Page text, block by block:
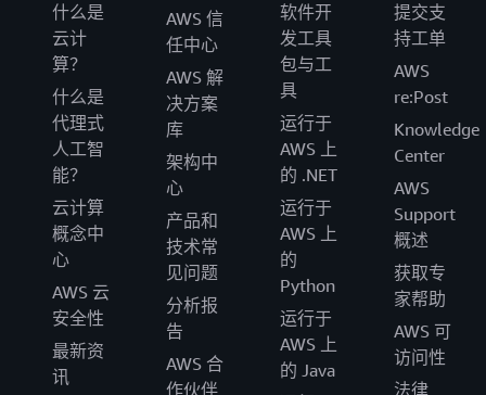
什么是
云计
算？
什么是
代理式
人工智
能？
云计算
概念中
心
AWS 云
安全性
最新资
讯
AWS 信
任中心
AWS 解
决方案
库
架构中
心
产品和
技术常
见问题
分析报
告
AWS 合
作伙伴
软件开
发工具
包与工
具
运行于
AWS 上
的 .NET
运行于
AWS 上
的
Python
运行于
AWS 上
的 Java
提交支
持工单
AWS
re:Post
Knowledge
Center
AWS
Support
概述
获取专
家帮助
AWS 可
访问性
法律